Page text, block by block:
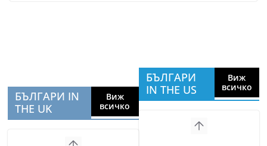
БЪЛГАРИ IN
THE UK
Виж
всичко
БЪЛГАРИ
IN THE US
Виж
всичко